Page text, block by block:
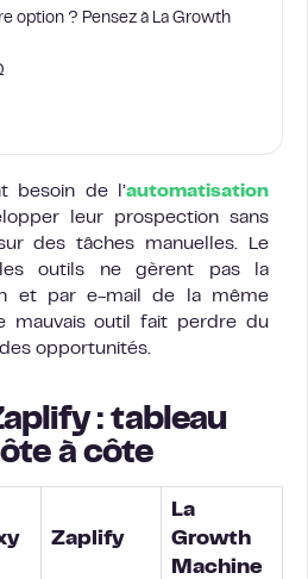
option ? Pensez à La Growth
besoin de l’automatisation
leur prospection sans
des tâches manuelles. Le
outils ne gèrent pas la
et par e-mail de la même
mauvais outil fait perdre du
opportunités.
: tableau
à côte
Zaplify
La
Growth
Machine